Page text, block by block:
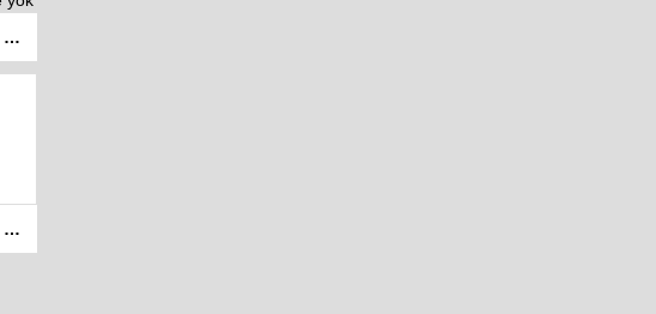
Diyanet işlerinin hutbe sisteminde 8 dil var Kürtçe yok
Cinayet var, iddianame yok: Tek şüpheli serbest